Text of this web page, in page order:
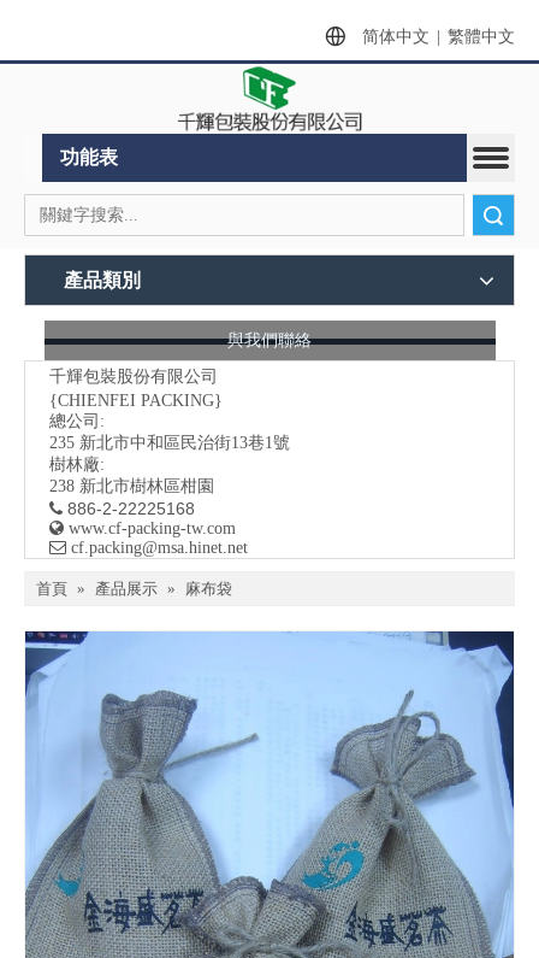
简体中文 繁體中文
功能表
產品類別
與我們聯絡
千輝包裝股份有限公司
{CHIENFEI PACKING}
總公司:
235 新北市中和區民治街13巷1號
樹林廠:
238 新北市樹林區柑園
 886-2-22225168
 www.cf-packing-tw.com
 ​ cf.packing@msa.hinet.net
首頁 » 產品展示 » 麻布袋